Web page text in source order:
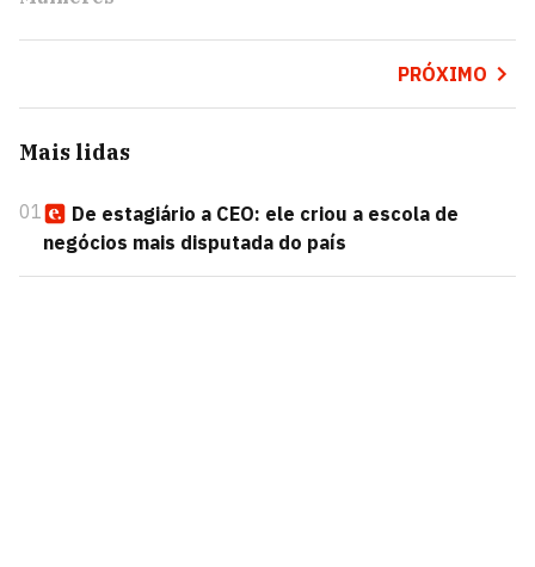
PRÓXIMO
Mais lidas
01
De estagiário a CEO: ele criou a escola de
negócios mais disputada do país